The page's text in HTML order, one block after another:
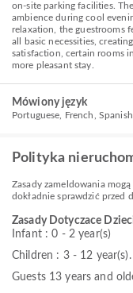
on-site parking facilities.
ambience during cool
relaxation, the guestrooms
all basic necessities,
satisfaction, certain rooms
more pleasant stay.
Mówiony język
Portuguese, French,
Polityka
Zasady zameldowania
dokładnie sprawdzić przed
Zasady Dotyczace
Infant : 0 - 2 year(s)
Children : 3 - 12
Guests 13 years and